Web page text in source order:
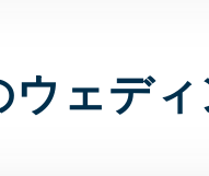
ウェデ